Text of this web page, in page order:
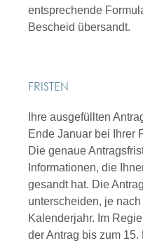
entsprechende
Bescheid übersandt.
FRISTEN
Ihre ausgefüllten
Ende Januar bei Ihrer
Die genaue
Informationen, die
gesandt hat. Die
unterscheiden, je
Kalenderjahr. Im
der Antrag bis zum